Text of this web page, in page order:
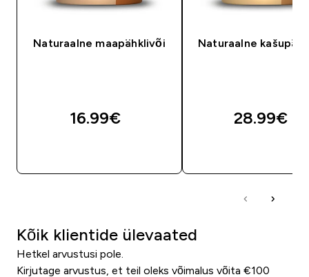
Naturaalne maapähklivõi
16.99€‎
Naturaalne
28.99€‎
Kõik klientide ülevaated
Hetkel arvustusi pole.
Kirjutage arvustus, et teil oleks võimalus võita €100